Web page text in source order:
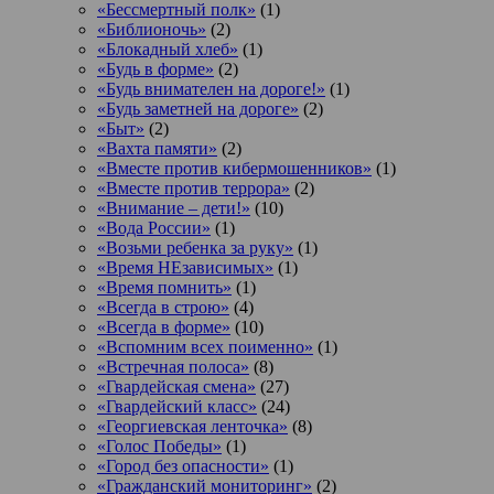
«Бессмертный полк» (1)
«Библионочь» (2)
«Блокадный хлеб» (1)
«Будь в форме» (2)
«Будь внимателен на дороге!» (1)
«Будь заметней на дороге» (2)
«Быт» (2)
«Вахта памяти» (2)
«Вместе против кибермошенников» (1)
«Вместе против террора» (2)
«Внимание – дети!» (10)
«Вода России» (1)
«Возьми ребенка за руку» (1)
«Время НЕзависимых» (1)
«Время помнить» (1)
«Всегда в строю» (4)
«Всегда в форме» (10)
«Вспомним всех поименно» (1)
«Встречная полоса» (8)
«Гвардейская смена» (27)
«Гвардейский класс» (24)
«Георгиевская ленточка» (8)
«Голос Победы» (1)
«Город без опасности» (1)
«Гражданский мониторинг» (2)